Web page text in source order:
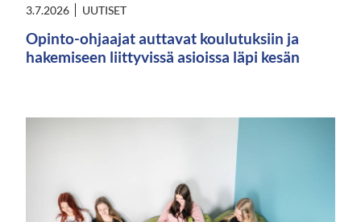
3.7.2026 UUTISET
Opinto-ohjaajat auttavat koulutuksiin ja
hakemiseen liittyvissä asioissa läpi kesän